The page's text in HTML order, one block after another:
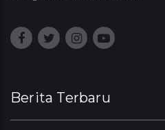
Berita Terbaru